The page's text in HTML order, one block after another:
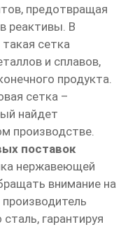
предотвращая
реактивы. В
сетка
и сплавов,
продукта.
сетка –
найдет
производстве.
поставок
нержавеющей
внимание на
гарантируя